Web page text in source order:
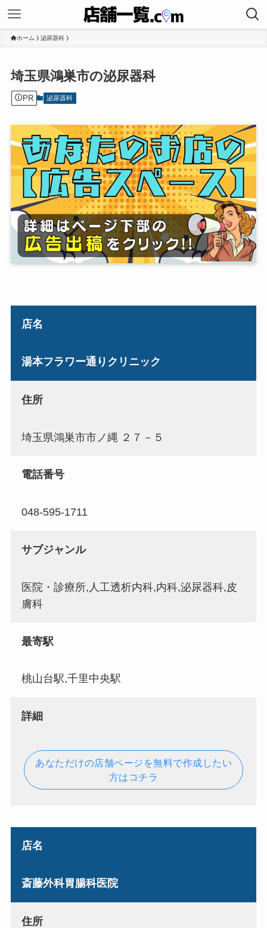
ホーム 泌尿器科
埼玉県鴻巣市の泌尿器科
PR 泌尿器科
店名
湯本フラワー通りクリニック
住所
埼玉県鴻巣市市ノ縄 ２７－５
電話番号
048-595-1711
サブジャンル
医院・診療所,人工透析内科,内科,泌尿器科,皮
膚科
最寄駅
桃山台駅,千里中央駅
詳細
あなただけの店舗ページを無料で作成したい
方はコチラ
店名
斎藤外科胃腸科医院
住所